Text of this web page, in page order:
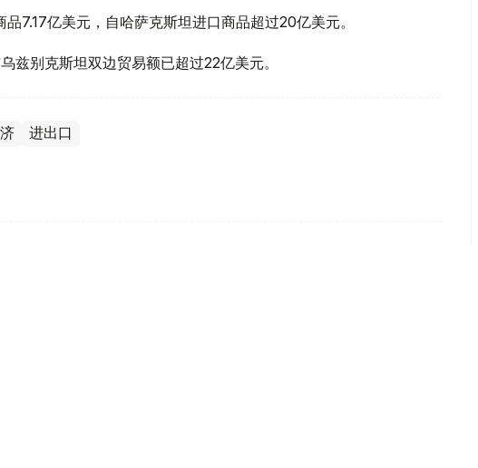
7.17亿美元，自哈萨克斯坦进口商品超过20亿美元。
兹别克斯坦双边贸易额已超过22亿美元。
进出口